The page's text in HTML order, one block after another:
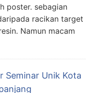
poster. sebagian
racikan target
Namun macam
Seminar Unik Kota